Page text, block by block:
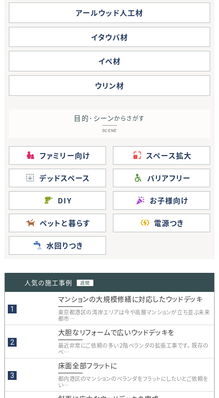
アールウッド人工材
イタウバ材
イペ材
ウリン材
目的･シーンからさがす
SCENE
ファミリー向け スペース拡大
デッドスペース バリアフリー
DIY お子様向け
ペットと暮らす 電源つき
水回りつき
人気の施工事例 週間
マンションの大規模修繕に対応したウッドデッキ
東京都港区の湾岸エリアは今や高層マンションが立ち並ぶ未来
都市…
大胆なリフォームで広いウッドデッキを
最近非常にご依頼の多い２階ベランダの拡張工事です。 既存の
ベ…
床面全部フラットに
都内港区のマンションのベランダをフラットにしたいとご依頼を
い…